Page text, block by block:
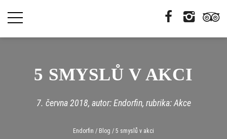
5 SMYSLŮ V AKCI
7. června 2018, autor: Endorfin, rubrika:Akce
Endorfin / Blog / 5 smyslů v akci